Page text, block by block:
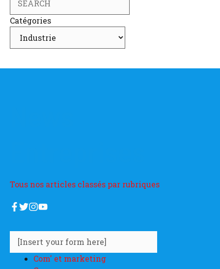
Catégories
Tous nos articles classés par rubriques
[Insert your form here]
Com' et marketing